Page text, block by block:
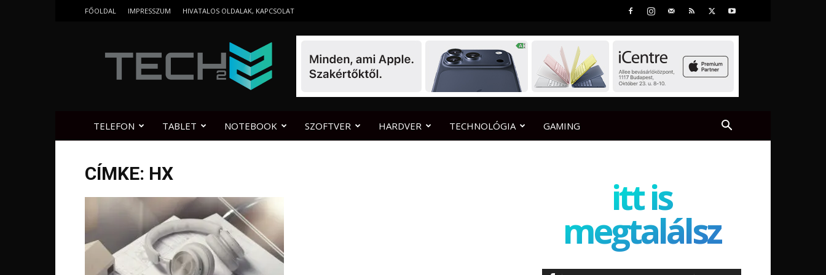
FŐOLDAL IMPRESSZUM HIVATALOS OLDALAK, KAPCSOLAT
TELEFON TABLET NOTEBOOK SZOFTVER HARDVER TECHNOLÓGIA GAMING
CÍMKE: HX
itt is
megtalálsz